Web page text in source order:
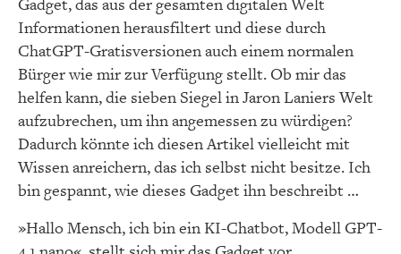
Gadget, das aus der gesamten digitalen Welt
Informationen herausfiltert und diese durch
ChatGPT-Gratisversionen auch einem normalen
Bürger wie mir zur Verfügung stellt. Ob mir das
helfen kann, die sieben Siegel in Jaron Laniers Welt
aufzubrechen, um ihn angemessen zu würdigen?
Dadurch könnte ich diesen Artikel vielleicht mit
Wissen anreichern, das ich selbst nicht besitze. Ich
bin gespannt, wie dieses Gadget ihn beschreibt …
»Hallo Mensch, ich bin ein KI-Chatbot, Modell GPT-